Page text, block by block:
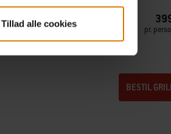
Tillad alle cookies
pr.
BESTIL